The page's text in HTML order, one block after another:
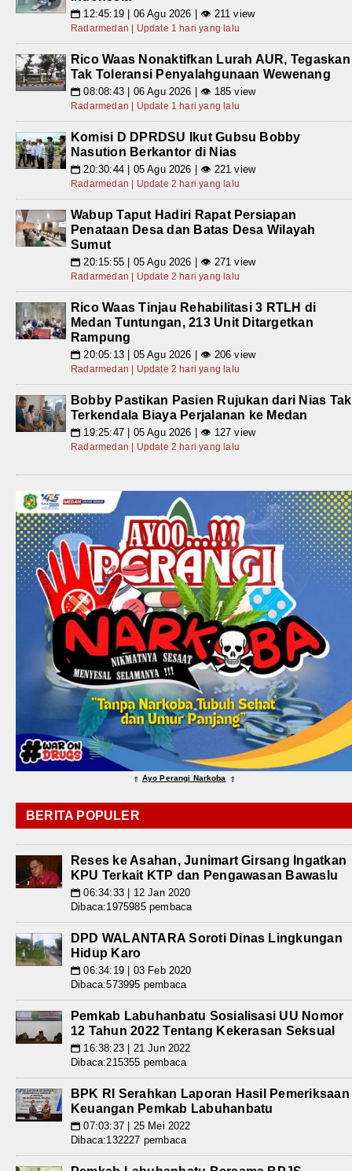
📅 12:45:19 | 06 Agu 2026 | 👁 211 view
Radarmedan | Update 1 hari yang lalu
Rico Waas Nonaktifkan Lurah AUR, Tegaskan
Tak Toleransi Penyalahgunaan Wewenang
📅 08:08:43 | 06 Agu 2026 | 👁 185 view
Radarmedan | Update 1 hari yang lalu
Komisi D DPRDSU Ikut Gubsu Bobby
Nasution Berkantor di Nias
📅 20:30:44 | 05 Agu 2026 | 👁 221 view
Radarmedan | Update 2 hari yang lalu
Wabup Taput Hadiri Rapat Persiapan
Penataan Desa dan Batas Desa Wilayah
Sumut
📅 20:15:55 | 05 Agu 2026 | 👁 271 view
Radarmedan | Update 2 hari yang lalu
Rico Waas Tinjau Rehabilitasi 3 RTLH di
Medan Tuntungan, 213 Unit Ditargetkan
Rampung
📅 20:05:13 | 05 Agu 2026 | 👁 206 view
Radarmedan | Update 2 hari yang lalu
Bobby Pastikan Pasien Rujukan dari Nias Tak
Terkendala Biaya Perjalanan ke Medan
📅 19:25:47 | 05 Agu 2026 | 👁 127 view
Radarmedan | Update 2 hari yang lalu
⇑ Ayo Perangi Narkoba ⇑
BERITA POPULER
Reses ke Asahan, Junimart Girsang Ingatkan
KPU Terkait KTP dan Pengawasan Bawaslu
📅 06:34:33 | 12 Jan 2020
Dibaca:1975985 pembaca
DPD WALANTARA Soroti Dinas Lingkungan
Hidup Karo
📅 06:34:19 | 03 Feb 2020
Dibaca:573995 pembaca
Pemkab Labuhanbatu Sosialisasi UU Nomor
12 Tahun 2022 Tentang Kekerasan Seksual
📅 16:38:23 | 21 Jun 2022
Dibaca:215355 pembaca
BPK RI Serahkan Laporan Hasil Pemeriksaan
Keuangan Pemkab Labuhanbatu
📅 07:03:37 | 25 Mei 2022
Dibaca:132227 pembaca